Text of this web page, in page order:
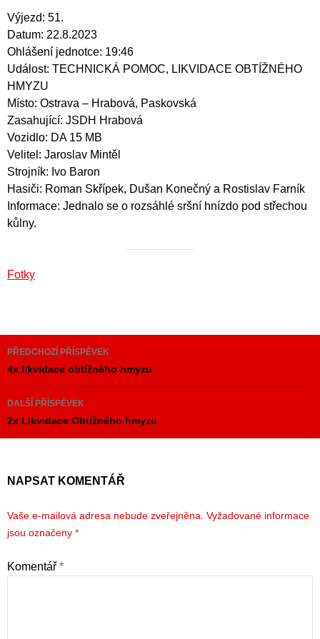
Výjezd: 51.
Datum: 22.8.2023
Ohlášení jednotce: 19:46
Událost: TECHNICKÁ POMOC, LIKVIDACE OBTÍŽNÉHO
HMYZU
Místo: Ostrava – Hrabová, Paskovská
Zasahující: JSDH Hrabová
Vozidlo: DA 15 MB
Velitel: Jaroslav Mintěl
Strojník: Ivo Baron
Hasiči: Roman Skřípek, Dušan Konečný a Rostislav Farník
Informace: Jednalo se o rozsáhlé sršní hnízdo pod střechou
kůlny.
Fotky
Navigace
pro
příspěvky
PŘEDCHOZÍ PŘÍSPĚVEK
4x likvidace obtížného hmyzu
DALŠÍ PŘÍSPĚVEK
2x Likvidace Obtížného hmyzu
NAPSAT KOMENTÁŘ
Vaše e-mailová adresa nebude zveřejněna. Vyžadované informace
jsou označeny *
Komentář *